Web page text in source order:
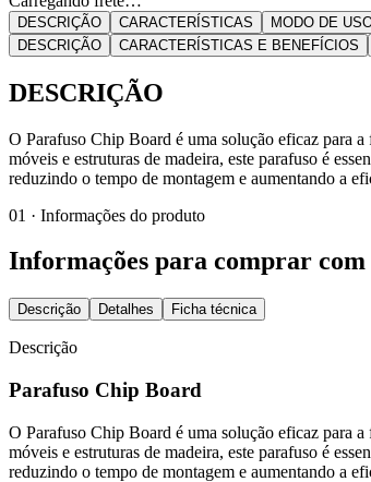
DESCRIÇÃO CARACTERÍSTICAS MODO DE
DESCRIÇÃO
CARACTERÍSTICAS E BENEFÍCIOS
DESCRIÇÃO
O Parafuso Chip Board é uma solução eficaz para
móveis e estruturas de madeira, este parafuso é
reduzindo o tempo de montagem e aumentando a
01 · Informações do produto
Informações para comprar com
Descrição Detalhes Ficha técnica
Descrição
Parafuso Chip Board
O Parafuso Chip Board é uma solução eficaz para
móveis e estruturas de madeira, este parafuso é
reduzindo o tempo de montagem e aumentando a